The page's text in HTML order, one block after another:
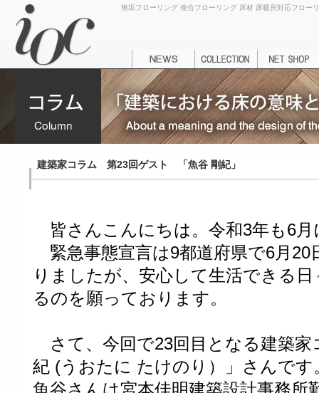
無垢フローリング 複合フローリング 床材 床暖房対応フロー
建築家コラム 第23回ゲスト 「魚谷 剛紀」
皆さんこんにちは。令和3年も6月
緊急事態宣言は9都道府県で6月20
りましたが、安心して生活できる
るのを願っております。
さて、今回で23回目となる建築家
紀 (うおたに たけのり）」さんです
魚谷さんは宮本佳明建築設計事務所